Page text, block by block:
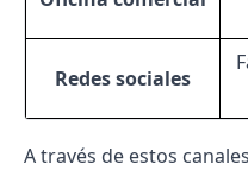
Redes sociales
A través de estos